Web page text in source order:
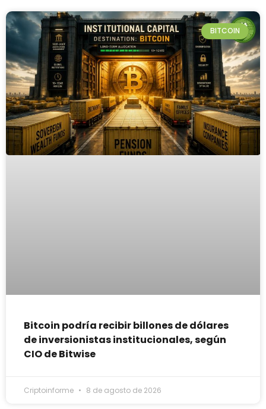
BITCOIN
Bitcoin podría recibir billones de dólares
de inversionistas institucionales, según
CIO de Bitwise
Criptoinforme 8 de agosto de 2026